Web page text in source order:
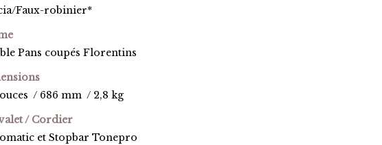
Faux-robinier*
Pans coupés Florentins
/ 686 mm / 2,8 kg
/ Cordier
et Stopbar Tonepro